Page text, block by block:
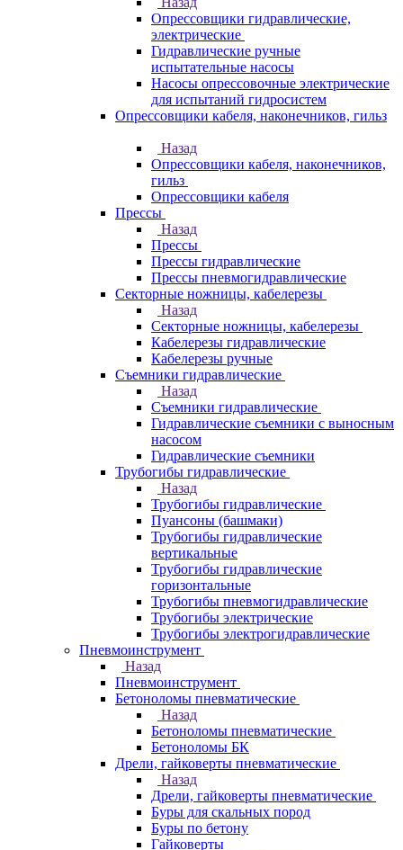
Опрессовщики гидравлические,
электрические
Гидравлические ручные
испытательные насосы
Насосы опрессовочные электрические
для испытаний гидросистем
Опрессовщики кабеля, наконечников, гильз
Назад
Опрессовщики кабеля, наконечников,
гильз
Опрессовщики кабеля
Прессы
Назад
Прессы
Прессы гидравлические
Прессы пневмогидравлические
Секторные ножницы, кабелерезы
Назад
Секторные ножницы, кабелерезы
Кабелерезы гидравлические
Кабелерезы ручные
Съемники гидравлические
Назад
Съемники гидравлические
Гидравлические cъемники с выносным
насосом
Гидравлические съемники
Трубогибы гидравлические
Назад
Трубогибы гидравлические
Пуансоны (башмаки)
Трубогибы гидравлические
вертикальные
Трубогибы гидравлические
горизонтальные
Трубогибы пневмогидравлические
Трубогибы электрические
Трубогибы электрогидравлические
Пневмоинструмент
Назад
Пневмоинструмент
Бетоноломы пневматические
Назад
Бетоноломы пневматические
Бетоноломы БК
Дрели, гайковерты пневматические
Назад
Дрели, гайковерты пневматические
Буры для скальных пород
Буры по бетону
Гайковерты